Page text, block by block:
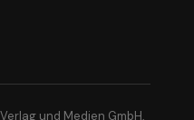
und Medien GmbH,